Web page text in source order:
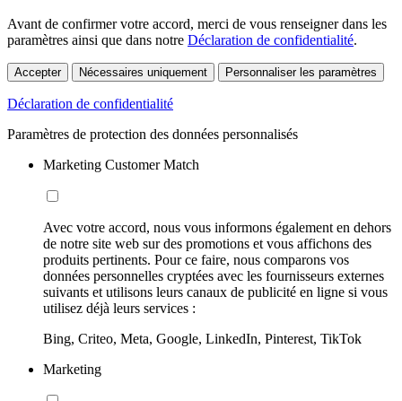
Avant de confirmer votre accord, merci de vous renseigner dans les
paramètres ainsi que dans notre Déclaration de confidentialité.
Accepter Nécessaires uniquement Personnaliser les paramètres
Déclaration de confidentialité
Paramètres de protection des données personnalisés
Marketing Customer Match
Avec votre accord, nous vous informons également en dehors
de notre site web sur des promotions et vous affichons des
produits pertinents. Pour ce faire, nous comparons vos
données personnelles cryptées avec les fournisseurs externes
suivants et utilisons leurs canaux de publicité en ligne si vous
utilisez déjà leurs services :
Bing, Criteo, Meta, Google, LinkedIn, Pinterest, TikTok
Marketing